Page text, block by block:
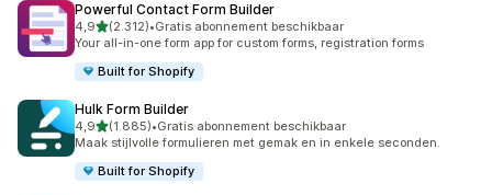
Powerful Contact Form Builder
4,9van 5 sterren
(2.312)
2312 recensies in totaal
•Gratis abonnement beschikbaar
Your all-in-one form app for custom forms, registration forms
Built for Shopify
Hulk Form Builder
4,9van 5 sterren
(1.885)
1885 recensies in totaal
•Gratis abonnement beschikbaar
Maak stijlvolle formulieren met gemak en in enkele seconden.
Built for Shopify